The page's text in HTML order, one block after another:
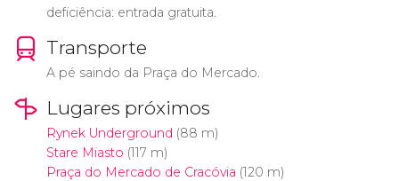
deficiência: entrada gratuita.
Transporte
A pé saindo da Praça do Mercado.
Lugares próximos
Rynek Underground (88 m)
Stare Miasto (117 m)
Praça do Mercado de Cracóvia (120 m)